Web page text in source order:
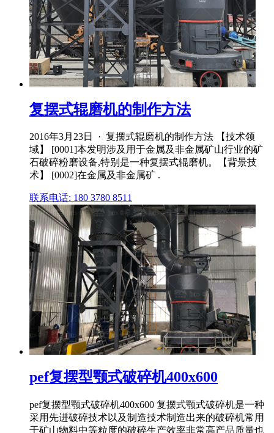
复摆式辊磨机的制作方法
2016年3月23日 · 复摆式辊磨机的制作方法 【技术领
域】 [0001]本发明涉及用于金属及非金属矿山行业的矿
石破碎粉磨设备,特别是一种复摆式辊磨机。【背景技
术】 [0002]在金属及非金属矿 .
联系电话: 180 3780 8511
pef复摆型颚式破碎机400x600
pef复摆型颚式破碎机400x600 复摆式颚式破碎机是一种
采用先进破碎技术以及制造技术制造出来的破碎机常用
于矿山物料中等粒度的破碎生产效率非常高产品质量也